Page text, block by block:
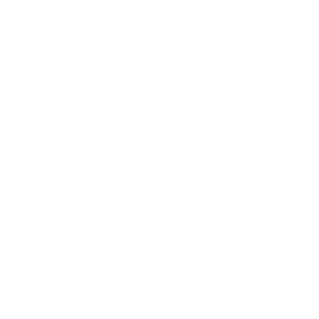
了承ください。
をご了承くださ
です。
ず変更すること
) : 1000ppm、
、